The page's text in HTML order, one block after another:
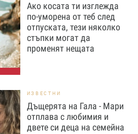
Ако косата ти изглежда
по-уморена от теб след
отпуската, тези няколко
стъпки могат да
променят нещата
ИЗВЕСТНИ
Дъщерята на Гала - Мари
отплава с любимия и
двете си деца на семейна